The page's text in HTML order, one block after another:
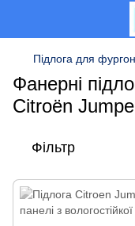
Підлога для
Фанерні
Citroën
Фільтр